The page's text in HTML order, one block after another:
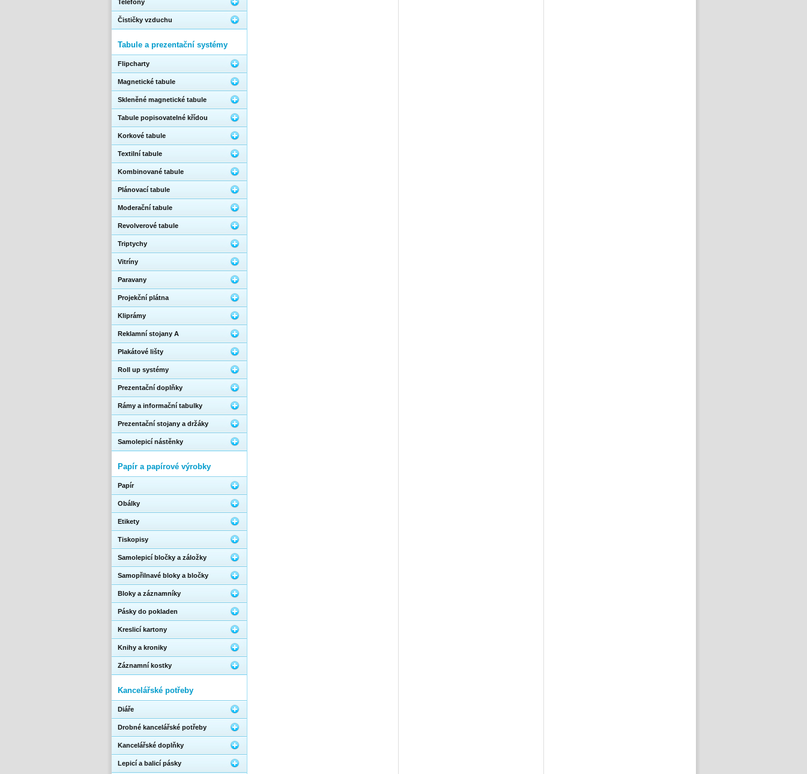
Telefony
Čističky vzduchu
Tabule a prezentační systémy
Flipcharty
Magnetické tabule
Skleněné magnetické tabule
Tabule popisovatelné křídou
Korkové tabule
Textilní tabule
Kombinované tabule
Plánovací tabule
Moderační tabule
Revolverové tabule
Triptychy
Vitríny
Paravany
Projekční plátna
Kliprámy
Reklamní stojany A
Plakátové lišty
Roll up systémy
Prezentační doplňky
Rámy a informační tabulky
Prezentační stojany a držáky
Samolepicí nástěnky
Papír a papírové výrobky
Papír
Obálky
Etikety
Tiskopisy
Samolepicí bločky a záložky
Samopřilnavé bloky a bločky
Bloky a záznamníky
Pásky do pokladen
Kreslicí kartony
Knihy a kroniky
Záznamní kostky
Kancelářské potřeby
Diáře
Drobné kancelářské potřeby
Kancelářské doplňky
Lepicí a balicí pásky